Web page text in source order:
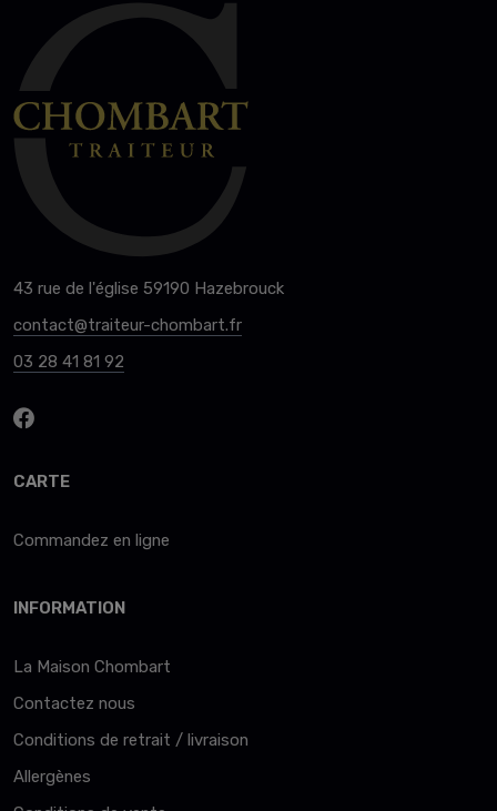
43 rue de l'église 59190 Hazebrouck
contact@traiteur-chombart.fr
03 28 41 81 92
CARTE
Commandez en ligne
INFORMATION
La Maison Chombart
Contactez nous
Conditions de retrait / livraison
Allergènes